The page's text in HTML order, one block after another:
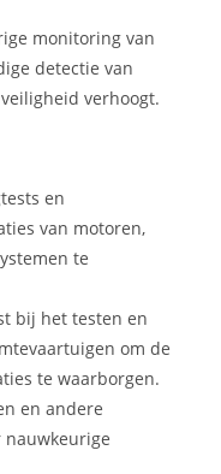
monitoring van
detectie van
verhoogt.
en
van motoren,
te
bij het testen en
om de
te waarborgen.
en andere
nauwkeurige